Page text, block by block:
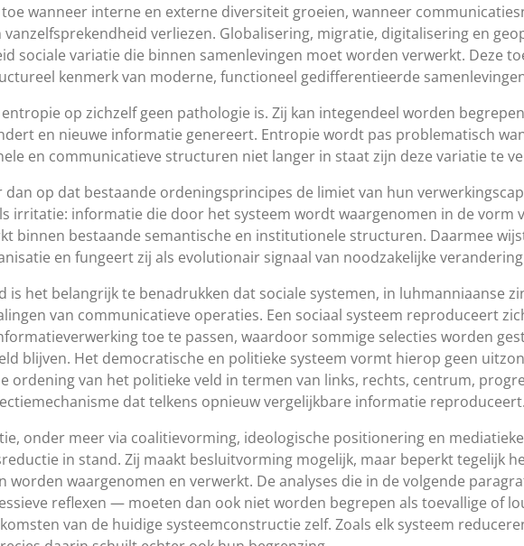
wanneer interne en externe diversiteit groeien, wanneer
verliezen. Globalisering, migratie, digitalisering en
sociale variatie die binnen samenlevingen moet worden verwerkt. Deze
kenmerk van moderne, functioneel gedifferentieerde
op zichzelf geen pathologie is. Zij kan integendeel worden
en nieuwe informatie genereert. Entropie wordt pas problematisch
en communicatieve structuren niet langer in staat zijn deze variatie te
dan op dat bestaande ordeningsprincipes de limiet van hun
irritatie: informatie die door het systeem wordt waargenomen in de vorm
binnen bestaande semantische en institutionele structuren. Daarmee
en fungeert zij als evolutionair signaal van noodzakelijke
is het belangrijk te benadrukken dat sociale systemen, in luhmanniaanse
van communicatieve operaties. Een sociaal systeem reproduceert
toe te passen, waardoor sommige selecties worden
blijven. Het democratische en politieke systeem vormt hierop geen
ordening van het politieke veld in termen van links, rechts, centrum,
dat telkens opnieuw vergelijkbare informatie reproduceert.
onder meer via coalitievorming, ideologische positionering en
in stand. Zij maakt besluitvorming mogelijk, maar beperkt tegelijk
worden waargenomen en verwerkt. De analyses die in de volgende
reflexen — moeten dan ook niet worden begrepen als toevallige of
van de huidige systeemconstructie zelf. Zoals elk systeem